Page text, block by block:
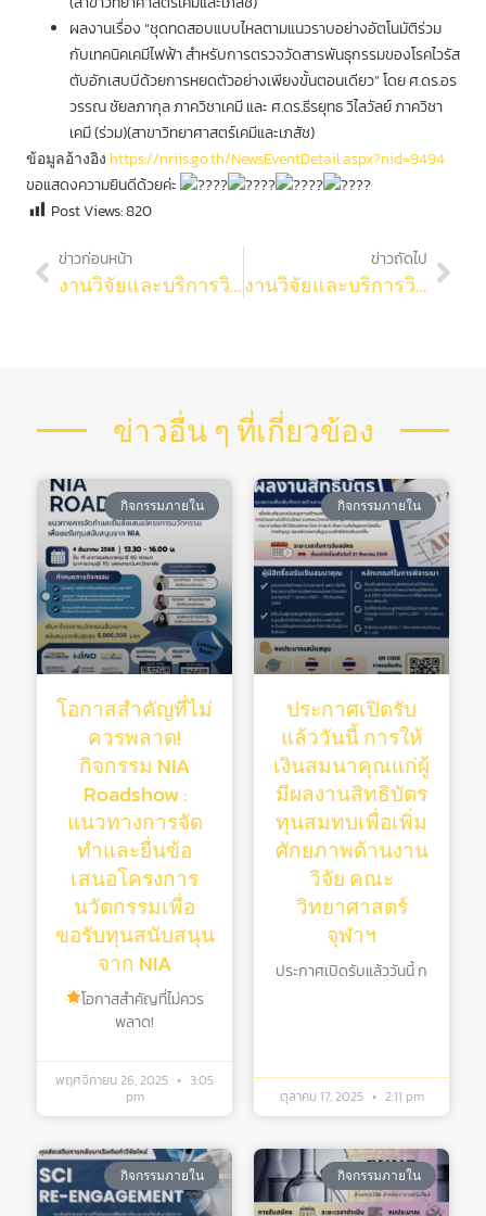
ผลงานเรื่อง “ชุดทดสอบแบบไหลตามแนวราบอย่างอัตโนมัติร่วม
กับเทคนิคเคมีไฟฟ้า สำหรับการตรวจวัดสารพันธุกรรมของโรคไวรัส
ตับอักเสบบีด้วยการหยดตัวอย่างเพียงขั้นตอนเดียว” โดย ศ.ดร.อร
วรรณ ชัยลภากุล ภาควิชาเคมี และ ศ.ดร.ธีรยุทธ วิไลวัลย์ ภาควิชา
เคมี (ร่วม)(สาขาวิทยาศาสตร์เคมีและเภสัช)
ข้อมูลอ้างอิง https://nriis.go.th/NewsEventDetail.aspx?nid=9494
ขอแสดงความยินดีด้วยค่ะ
Post Views:820
ข่าวก่อนหน้า
งานวิจัยและบริการวิชาการ ขอแสดงความยินดีกับ ศาสตราจารย์ ดร.อรัญ อินเจริญศักดิ์ ภาควิชาชีวเคมี
ข่าวถัดไป
งานวิจัยและบริการวิชาการ ขอแสดงความยินดีกับผู้ทีไ่ด้รับ รางวัลผลงานวิจัย ประจำปีงบประมาณ 2565 ของคณะวิทยาศาสตร์ จุฬาฯ
ข่าวอื่น ๆ ที่เกี่ยวข้อง
กิจกรรมภายใน
โอกาสสำคัญที่ไม่
ควรพลาด!
กิจกรรม NIA
Roadshow :
แนวทางการจัด
ทำและยื่นข้อ
เสนอโครงการ
นวัตกรรมเพื่อ
ขอรับทุนสนับสนุน
จาก NIA
โอกาสสำคัญที่ไม่ควร
พลาด!
พฤศจิกายน 26, 2025
3:05
pm
กิจกรรมภายใน
ประกาศเปิดรับ
แล้ววันนี้ การให้
เงินสมนาคุณแก่ผู้
มีผลงานสิทธิบัตร
ทุนสมทบเพื่อเพิ่ม
ศักยภาพด้านงาน
วิจัย คณะ
วิทยาศาสตร์
จุฬาฯ
ประกาศเปิดรับแล้ววันนี้ ก
ตุลาคม 17, 2025 2:11 pm
กิจกรรมภายใน กิจกรรมภายใน